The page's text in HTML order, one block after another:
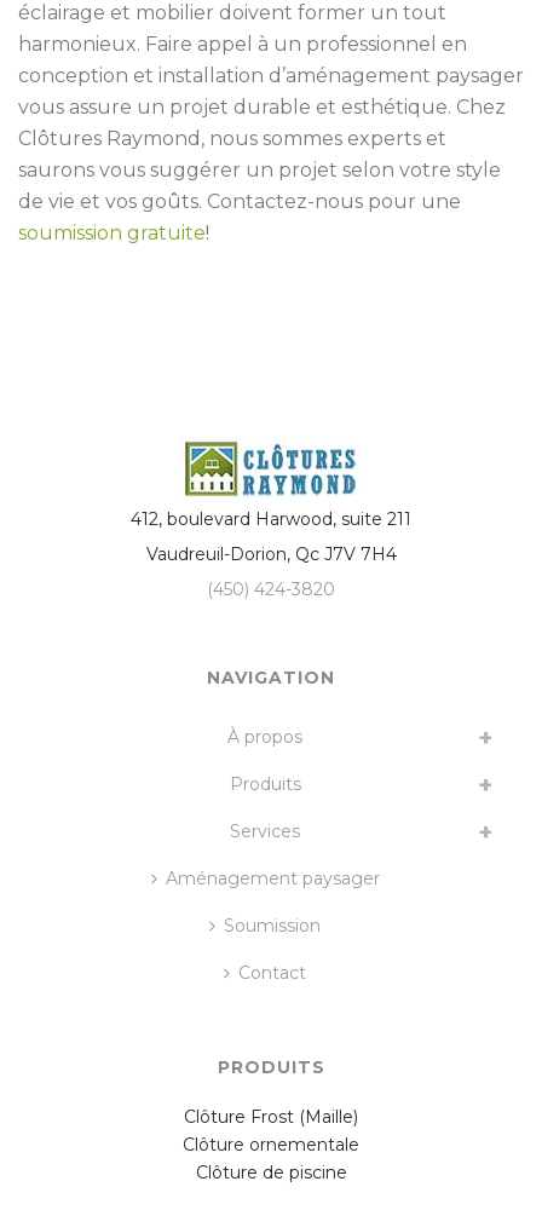
éclairage et mobilier doivent former un tout
harmonieux. Faire appel à un professionnel en
conception et installation d’aménagement paysager
vous assure un projet durable et esthétique. Chez
Clôtures Raymond, nous sommes experts et
saurons vous suggérer un projet selon votre style
de vie et vos goûts. Contactez-nous pour une
soumission gratuite!
412, boulevard Harwood, suite 211
Vaudreuil-Dorion, Qc J7V 7H4
(450) 424-3820
NAVIGATION
À propos
Produits
Services
Aménagement paysager
Soumission
Contact
PRODUITS
Clôture Frost (Maille)
Clôture ornementale
Clôture de piscine